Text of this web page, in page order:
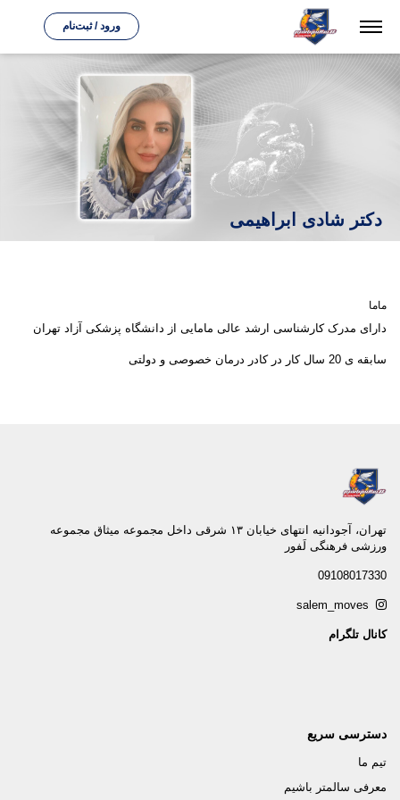
ورود / ثبت‌نام
دکتر شادی ابراهیمی
ماما
دارای مدرک کارشناسی ارشد عالی مامایی از دانشگاه پزشکی آزاد تهران
سابقه ی 20 سال کار در کادر درمان خصوصی و دولتی
تهران، آجودانيه انتهاى خيابان ١٣ شرقى داخل مجموعه ميثاق مجموعه
ورزشى فرهنگى لَفور
09108017330
کانال تلگرام
دسترسی سریع
تیم ما
معرفی سالمتر باشیم